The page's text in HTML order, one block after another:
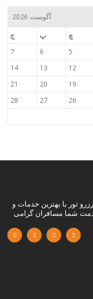
آگوست 2026
چ پ
ج
5
6
7
12
13
14
19
20
21
26
27
28
تور با بهترین خدمات و
شما مسافران گرامی